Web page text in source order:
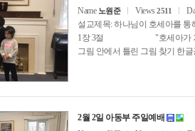
Name 노원준 Views2511
설교제목: 하나님이 호세아
1장 3절 "호세아가 가서 디
그림 안에서 틀린 그림 찾기
2월 2일 아동부 주일예배